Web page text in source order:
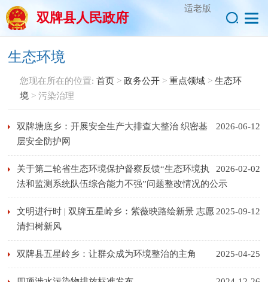
适老版
双牌县人民政府
生态环境
您现在所在的位置: 首页 > 政务公开 > 重点领域 > 生态环
境 > 污染治理
2026-06-12
双牌塘底乡：开展安全生产大排查大整治 织密基
层安全防护网
2026-02-02
关于第二轮省生态环境保护督察反馈“生态环境执
法和监测系统队伍综合能力不强”问题整改情况的公示
2025-09-12
文明进行时 | 双牌五星岭乡：紫薇映路绘新景 志愿
清扫树新风
2025-04-25
双牌县五星岭乡：让群众成为环境整治的主角